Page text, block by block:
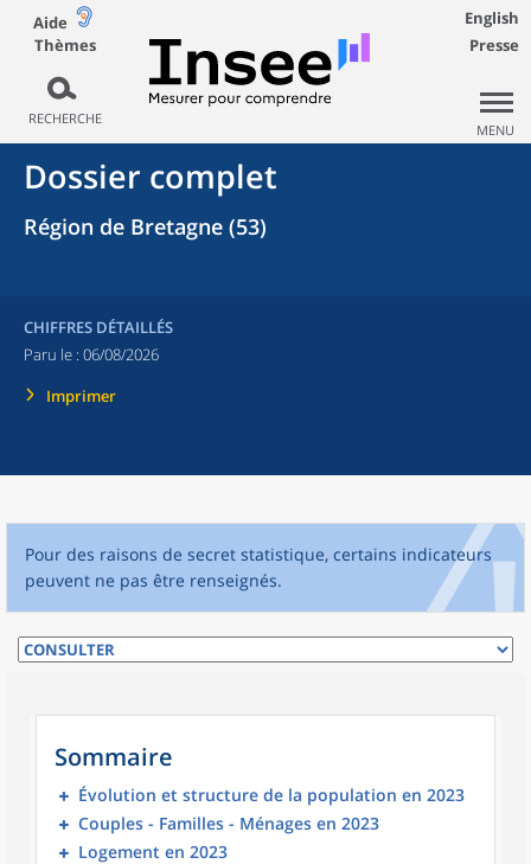
Aide
Thèmes
RECHERCHE
English
Presse
MENU
Dossier complet
Région de Bretagne (53)
CHIFFRES DÉTAILLÉS
Paru le : 06/08/2026
Imprimer
Pour des raisons de secret statistique, certains indicateurs
peuvent ne pas être renseignés.
Sommaire
Évolution et structure de la population en 2023
Couples - Familles - Ménages en 2023
Logement en 2023